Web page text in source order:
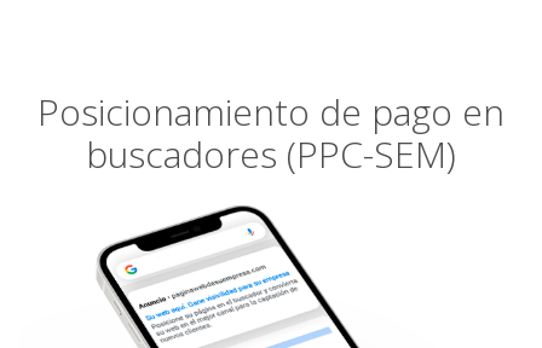
Posicionamiento de pago en
buscadores (PPC-SEM)